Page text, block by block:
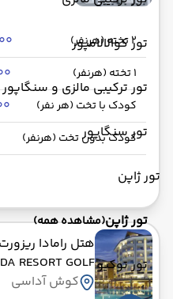
تور کوالالامپور
تور ترکیبی مالزی و سنگاپور
تور سنگاپور
تور ژاپن
تور ژاپن(مشاهده همه)
تور توکیو
2 تخته (هرنفر)
1 تخته (هرنفر)
کودک با تخت (هر نفر)
کودک بدون تخت (هرنفر)
هتل رامادا
RESORT GOLF
کوش آداسی